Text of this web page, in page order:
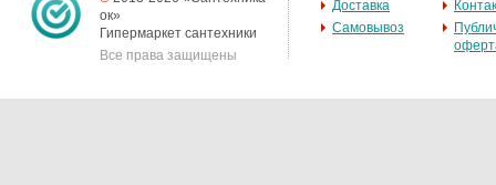
ок»
Гипермаркет сантехники
Все права защищены
Доставка
Самовывоз